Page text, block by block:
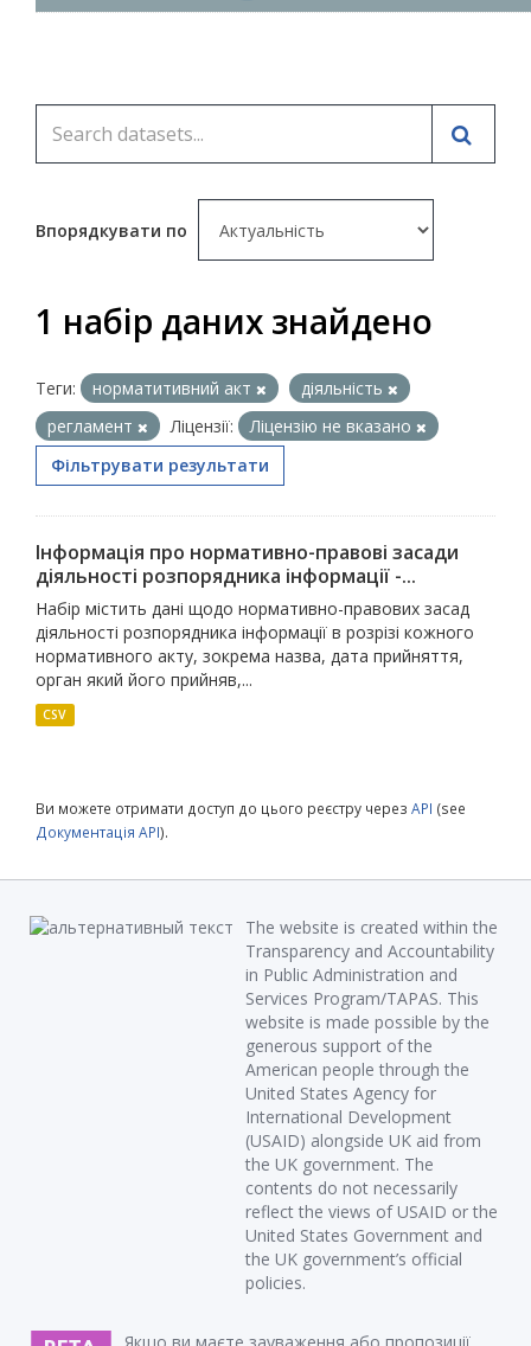
Впорядкувати по
1 набір даних знайдено
Теги: норматитивний акт
діяльність
регламент
Ліцензії:
Ліцензію не вказано
Фільтрувати результати
Інформація про нормативно-правові засади
діяльності розпорядника інформації -...
Набір містить дані щодо нормативно-правових засад
діяльності розпорядника інформації в розрізі кожного
нормативного акту, зокрема назва, дата прийняття,
орган який його прийняв,...
CSV
Ви можете отримати доступ до цього реєстру через API (see
Документація API).
The website is created within the
Transparency and Accountability
in Public Administration and
Services Program/TAPAS. This
website is made possible by the
generous support of the
American people through the
United States Agency for
International Development
(USAID) alongside UK aid from
the UK government. The
contents do not necessarily
reflect the views of USAID or the
United States Government and
the UK government’s official
policies.